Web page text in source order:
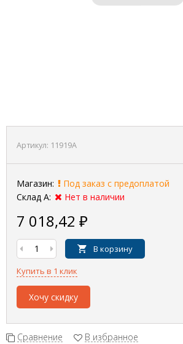
Артикул: 11919A
Магазин:
Под заказ с предоплатой
Склад А:
Нет в наличии
7 018,42 ₽
В корзину
Купить в 1 клик
Хочу скидку
Сравнение В избранное